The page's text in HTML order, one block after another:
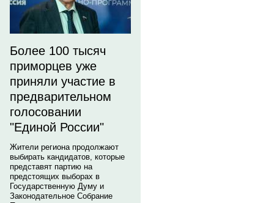
Более 100 тысяч
приморцев уже
приняли участие в
предварительном
голосовании
"Единой России"
Жители региона продолжают
выбирать кандидатов, которые
представят партию на
предстоящих выборах в
Государственную Думу и
Законодательное Собрание